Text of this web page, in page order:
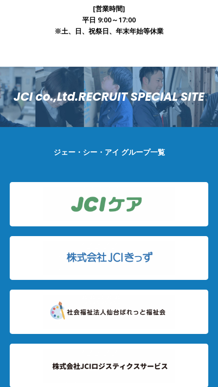
[営業時間]
平日 9:00～17:00
※土、日、祝祭日、年末年始等休業
JCI co.,Ltd.RECRUIT SPECIAL SITE
ジェー・シー・アイ グループ一覧